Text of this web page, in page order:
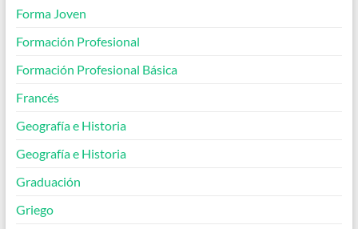
Forma Joven
Formación Profesional
Formación Profesional Básica
Francés
Geografía e Historia
Geografía e Historia
Graduación
Griego